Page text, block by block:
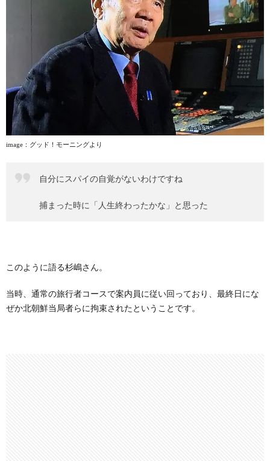
image ：グッド！モーニングより
自分にスパイの自覚がないわけですね
捕まった時に「人生終わったかな」と思った
このように語る杉嶋さん。
当時、通常の旅行者コースで案内員に従い回っており、最終日にな
ぜか北朝鮮当局者らに拘束されたということです。